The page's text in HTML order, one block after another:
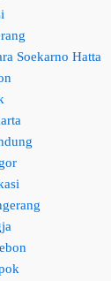
Soekarno Hatta